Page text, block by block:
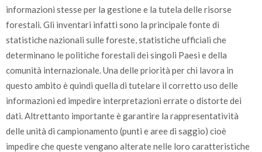
informazioni stesse per la gestione e la tutela delle risorse
forestali. Gli inventari infatti sono la principale fonte di
statistiche nazionali sulle foreste, statistiche ufficiali che
determinano le politiche forestali dei singoli Paesi e della
comunità internazionale. Una delle priorità per chi lavora in
questo ambito è quindi quella di tutelare il corretto uso delle
informazioni ed impedire interpretazioni errate o distorte dei
dati. Altrettanto importante è garantire la rappresentatività
delle unità di campionamento (punti e aree di saggio) cioè
impedire che queste vengano alterate nelle loro caratteristiche